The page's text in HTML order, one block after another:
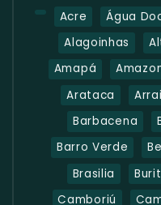
Acre Água
Alagoinhas
Amapá
Arataca
Barbacena
Barro Verde
Brasilia
Camboriú